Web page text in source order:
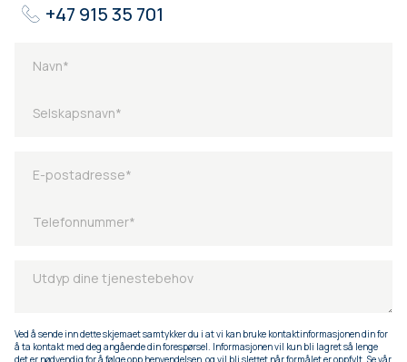
+47 915 35 701
Ved å sende inn dette skjemaet samtykker du i at vi kan bruke kontaktinformasjonen din for
å ta kontakt med deg angående din forespørsel. Informasjonen vil kun bli lagret så lenge
det er nødvendig for å følge opp henvendelsen, og vil bli slettet når formålet er oppfylt. Se vår